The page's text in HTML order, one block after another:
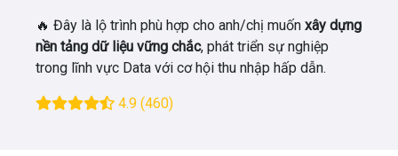
🔥 Đây là lộ trình phù hợp cho anh/chị muốn xây dựng
nền tảng dữ liệu vững chắc, phát triển sự nghiệp
trong lĩnh vực Data với cơ hội thu nhập hấp dẫn.
4.9 (460)